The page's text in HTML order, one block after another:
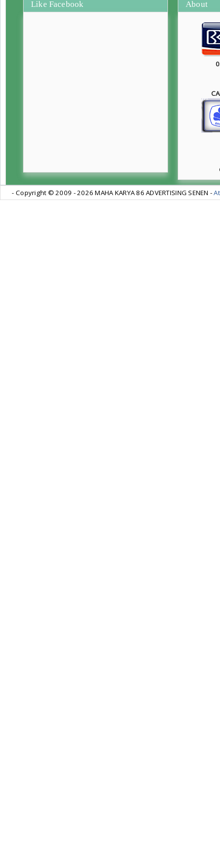
Like Facebook About
- Copyright © 2009 -2026 MAHA KARYA 86 ADVERTISING SENEN -